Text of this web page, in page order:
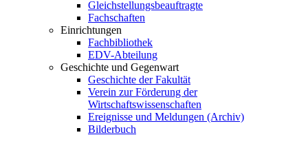
Gleichstellungsbeauftragte
Fachschaften
Einrichtungen
Fachbibliothek
EDV-Abteilung
Geschichte und Gegenwart
Geschichte der Fakultät
Verein zur Förderung der
Wirtschaftswissenschaften
Ereignisse und Meldungen (Archiv)
Bilderbuch